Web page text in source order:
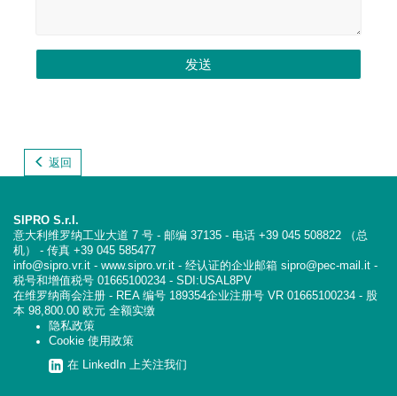
发送
返回
SIPRO S.r.l.
意大利维罗纳工业大道 7 号 - 邮编 37135 - 电话 +39 045 508822 （总
机） - 传真 +39 045 585477
info@sipro.vr.it - www.sipro.vr.it - 经认证的企业邮箱 sipro@pec-mail.it -
税号和增值税号 01665100234 - SDI:USAL8PV
在维罗纳商会注册 - REA 编号 189354企业注册号 VR 01665100234 - 股
本 98,800.00 欧元 全额实缴
隐私政策
Cookie 使用政策
在 LinkedIn 上关注我们